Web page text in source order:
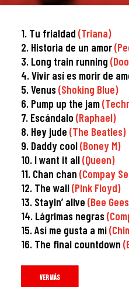
1. Tu frialdad (Triana)
2. Historia de un amor
3. Long train running
4. Vivir así es morir de
5. Venus(Shoking Blue)
6. Pump up the jam
7. Escándalo (Raphael)
8. Hey jude (The Beatles)
9. Daddy cool(Boney M)
10. I want it all(Queen)
11. Chan chan (Compay
12. The wall(Pink Floyd)
13. Stayin’ alive (Bee
14. Lágrimas negras
15. Así me gusta a mí
16. The final countdown
VER MÁS